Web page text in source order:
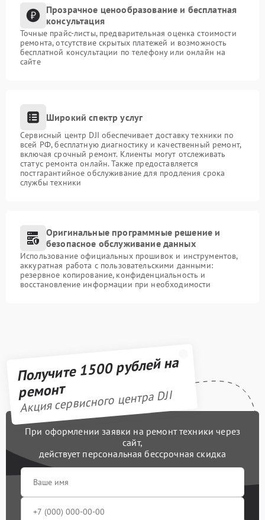
Прозрачное ценообразование и бесплатная
консультация
Точные прайс-листы, предварительная оценка стоимости
ремонта, отсутствие скрытых платежей и возможность
бесплатной консультации по телефону или онлайн на
сайте
Широкий спектр услуг
Сервисный центр DJI обеспечивает доставку техники по
всей РФ, бесплатную диагностику и качественный ремонт,
включая срочный ремонт. Клиенты могут отслеживать
статус ремонта онлайн. Также предоставляется
постгарантийное обслуживание для продления срока
службы техники
Оригинальные программные решение и
безопасное обслуживание данных
Использование официальных прошивок и инструментов,
аккуратная работа с пользовательскими данными:
резервное копирование, конфиденциальность и
восстановление информации при необходимости
Получите 1500 рублей на
ремонт
Акция сервисного центра DJI
При оформлении заявки на ремонт техники через
сайт,
действует персональная бессрочная скидка